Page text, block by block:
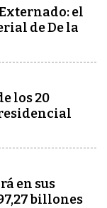
el
de De la
los 20
en sus
billones